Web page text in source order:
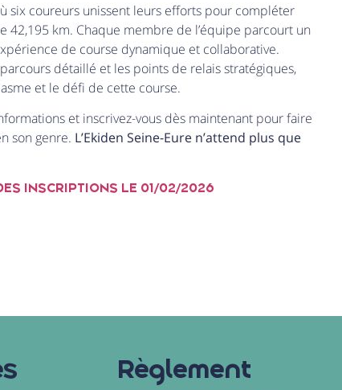
six coureurs unissent leurs efforts pour compléter
42,195 km. Chaque membre de l’équipe parcourt un
de course dynamique et collaborative.
détaillé et les points de relais stratégiques,
et le défi de cette course.
et inscrivez-vous dès maintenant pour faire
son genre. L’Ekiden Seine-Eure n’attend plus que
INSCRIPTIONS LE 01/02/2026
Règlement